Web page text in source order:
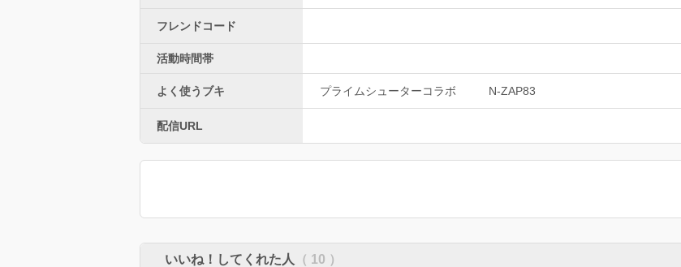
フレンドコード
活動時間帯
よく使うブキ プライムシューターコラボ N-ZAP83
配信URL
いいね！してくれた人 （ 10 ）